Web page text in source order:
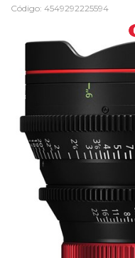
Código: 4549292225594